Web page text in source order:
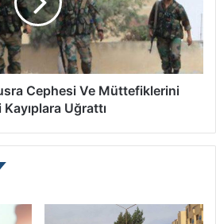
Cephesi Ve Müttefiklerini
Uğrattı